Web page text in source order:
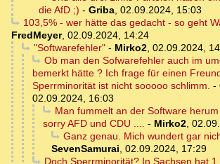
die AfD ;) - Griba, 02.09.2024, 15:03
103,5% - wer hätte das gedacht - so geht
FredMeyer, 02.09.2024, 14:24
"Softwarefehler"- Mirko2, 02.09.2024,
Ob man den Sofwarefehler auch im
bemerkt hätte ? Ich frage für einen
Sperrminorität ist nicht sooooo schlimm. -
02.09.2024, 16:03
Man fummelt an der Software
sorry AFD und CDU .... - Mirko2,
Ganz genau. Mich wundert gar
SevenSamurai, 02.09.2024, 17:29
Doch Sperrminorität? In Sachsen hat